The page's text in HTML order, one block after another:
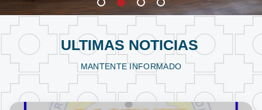
ULTIMAS NOTICIAS
MANTENTE INFORMADO